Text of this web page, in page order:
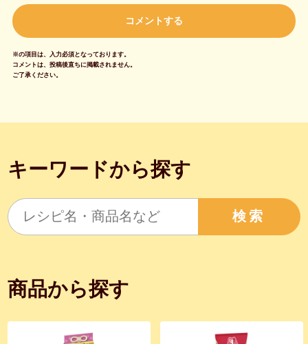
※の項目は、入力必須となっております。
コメントは、投稿後直ちに掲載されません。
ご了承ください。
キーワードから探す
検索
商品から探す